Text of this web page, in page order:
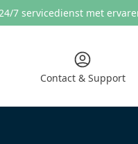
7 servicedienst met
Contact & Support